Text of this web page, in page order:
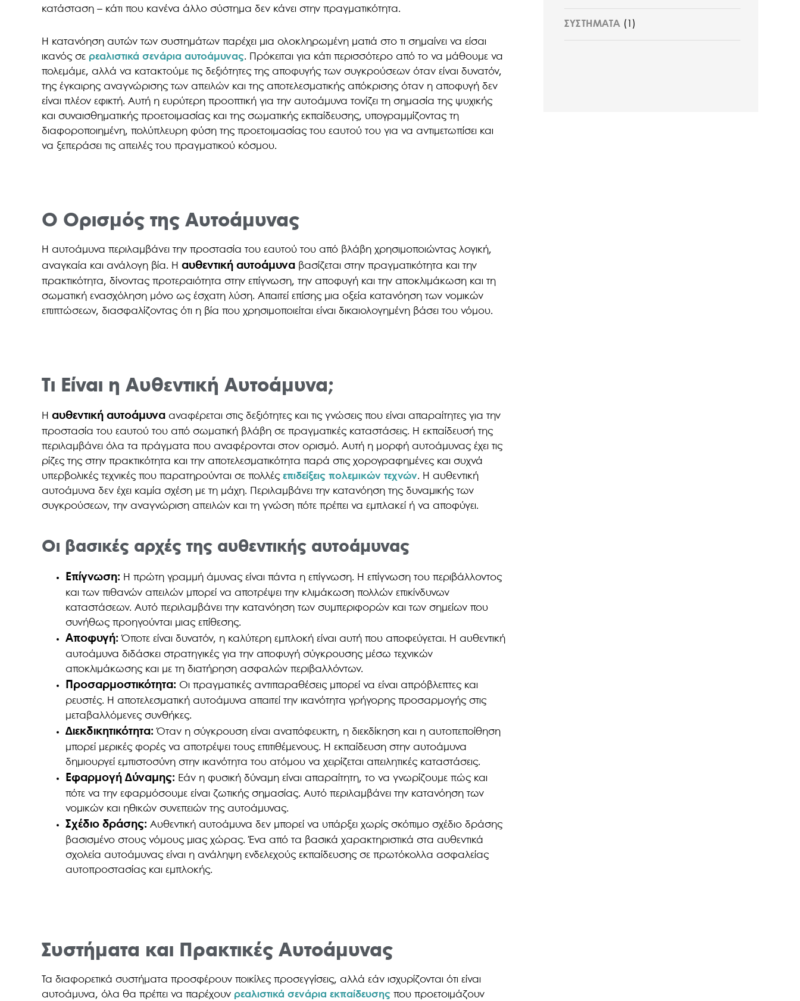
κατάσταση – κάτι που κανένα άλλο σύστημα δεν κάνει στην πραγματικότητα.
Η κατανόηση αυτών των συστημάτων παρέχει μια ολοκληρωμένη ματιά στο τι σημαίνει να είσαι
ικανός σε ρεαλιστικά σενάρια αυτοάμυνας. Πρόκειται για κάτι περισσότερο από το να μάθουμε να
πολεμάμε, αλλά να κατακτούμε τις δεξιότητες της αποφυγής των συγκρούσεων όταν είναι δυνατόν,
της έγκαιρης αναγνώρισης των απειλών και της αποτελεσματικής απόκρισης όταν η αποφυγή δεν
είναι πλέον εφικτή. Αυτή η ευρύτερη προοπτική για την αυτοάμυνα τονίζει τη σημασία της ψυχικής
και συναισθηματικής προετοιμασίας και της σωματικής εκπαίδευσης, υπογραμμίζοντας τη
διαφοροποιημένη, πολύπλευρη φύση της προετοιμασίας του εαυτού του για να αντιμετωπίσει και
να ξεπεράσει τις απειλές του πραγματικού κόσμου.
Ο Ορισμός της Αυτοάμυνας
Η αυτοάμυνα περιλαμβάνει την προστασία του εαυτού του από βλάβη χρησιμοποιώντας λογική,
αναγκαία και ανάλογη βία. Ηαυθεντική αυτοάμυνα βασίζεται στην πραγματικότητα και την
πρακτικότητα, δίνοντας προτεραιότητα στην επίγνωση, την αποφυγή και την αποκλιμάκωση και τη
σωματική ενασχόληση μόνο ως έσχατη λύση. Απαιτεί επίσης μια οξεία κατανόηση των νομικών
επιπτώσεων, διασφαλίζοντας ότι η βία που χρησιμοποιείται είναι δικαιολογημένη βάσει του νόμου.
Τι Είναι η Αυθεντική Αυτοάμυνα;
Ηαυθεντική αυτοάμυνα αναφέρεται στις δεξιότητες και τις γνώσεις που είναι απαραίτητες για την
προστασία του εαυτού του από σωματική βλάβη σε πραγματικές καταστάσεις. Η εκπαίδευσή της
περιλαμβάνει όλα τα πράγματα που αναφέρονται στον ορισμό. Αυτή η μορφή αυτοάμυνας έχει τις
ρίζες της στην πρακτικότητα και την αποτελεσματικότητα παρά στις χορογραφημένες και συχνά
υπερβολικές τεχνικές που παρατηρούνται σε πολλέςεπιδείξεις πολεμικών τεχνών. Η αυθεντική
αυτοάμυνα δεν έχει καμία σχέση με τη μάχη. Περιλαμβάνει την κατανόηση της δυναμικής των
συγκρούσεων, την αναγνώριση απειλών και τη γνώση πότε πρέπει να εμπλακεί ή να αποφύγει.
Οι βασικές αρχές της αυθεντικής αυτοάμυνας
Επίγνωση: Η πρώτη γραμμή άμυνας είναι πάντα η επίγνωση. Η επίγνωση του περιβάλλοντος
και των πιθανών απειλών μπορεί να αποτρέψει την κλιμάκωση πολλών επικίνδυνων
καταστάσεων. Αυτό περιλαμβάνει την κατανόηση των συμπεριφορών και των σημείων που
συνήθως προηγούνται μιας επίθεσης.
Αποφυγή: Όποτε είναι δυνατόν, η καλύτερη εμπλοκή είναι αυτή που αποφεύγεται. Η αυθεντική
αυτοάμυνα διδάσκει στρατηγικές για την αποφυγή σύγκρουσης μέσω τεχνικών
αποκλιμάκωσης και με τη διατήρηση ασφαλών περιβαλλόντων.
Προσαρμοστικότητα: Οι πραγματικές αντιπαραθέσεις μπορεί να είναι απρόβλεπτες και
ρευστές. Η αποτελεσματική αυτοάμυνα απαιτεί την ικανότητα γρήγορης προσαρμογής στις
μεταβαλλόμενες συνθήκες.
Διεκδικητικότητα: Όταν η σύγκρουση είναι αναπόφευκτη, η διεκδίκηση και η αυτοπεποίθηση
μπορεί μερικές φορές να αποτρέψει τους επιτιθέμενους. Η εκπαίδευση στην αυτοάμυνα
δημιουργεί εμπιστοσύνη στην ικανότητα του ατόμου να χειρίζεται απειλητικές καταστάσεις.
Εφαρμογή Δύναμης: Εάν η φυσική δύναμη είναι απαραίτητη, το να γνωρίζουμε πώς και
πότε να την εφαρμόσουμε είναι ζωτικής σημασίας. Αυτό περιλαμβάνει την κατανόηση των
νομικών και ηθικών συνεπειών της αυτοάμυνας.
Σχέδιο δράσης: Αυθεντική αυτοάμυνα δεν μπορεί να υπάρξει χωρίς σκόπιμο σχέδιο δράσης
βασισμένο στους νόμους μιας χώρας. Ένα από τα βασικά χαρακτηριστικά στα αυθεντικά
σχολεία αυτοάμυνας είναι η ανάληψη ενδελεχούς εκπαίδευσης σε πρωτόκολλα ασφαλείας
αυτοπροστασίας και εμπλοκής.
Συστήματα και Πρακτικές Αυτοάμυνας
Τα διαφορετικά συστήματα προσφέρουν ποικίλες προσεγγίσεις, αλλά εάν ισχυρίζονται ότι είναι
αυτοάμυνα, όλα θα πρέπει να παρέχουν ρεαλιστικά σενάρια εκπαίδευσης που προετοιμάζουν
ΣΥΣΤΗΜΑΤΑ(1)